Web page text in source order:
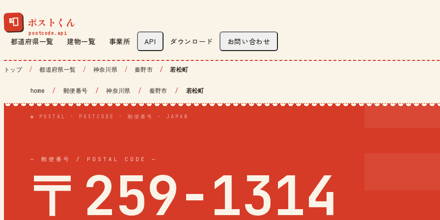
📮 ポストくん
都道府県一覧 建物一覧 事業所 API ダウンロード お問い合わせ
トップ 都道府県一覧 神奈川県 秦野市 若松町
home / 郵便番号 / 神奈川県 / 秦野市 / 若松町
◉ POSTAL · POSTCODE · 郵便番号 · JAPAN
— 郵便番号 / POSTAL CODE —
〒259-1314